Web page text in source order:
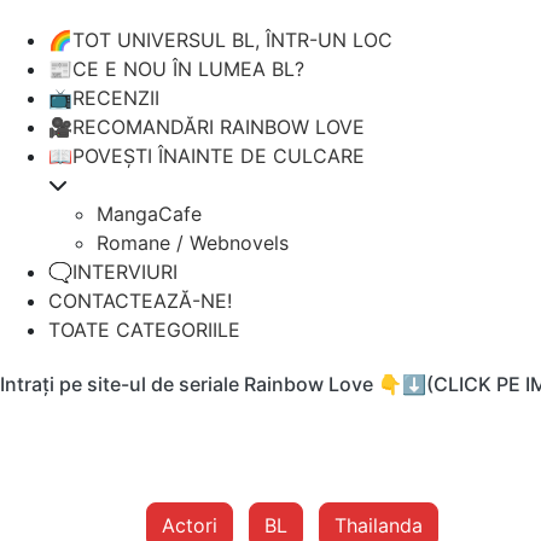
🌈TOT UNIVERSUL BL, ÎNTR-UN LOC
📰CE E NOU ÎN LUMEA BL?
📺RECENZII
🎥RECOMANDĂRI RAINBOW LOVE
📖POVEȘTI ÎNAINTE DE CULCARE
MangaCafe
Romane / Webnovels
🗨️INTERVIURI
CONTACTEAZĂ-NE!
TOATE CATEGORIILE
Intrați pe site-ul de seriale Rainbow Love 👇⬇️(CLICK PE
Actori BL Thailanda